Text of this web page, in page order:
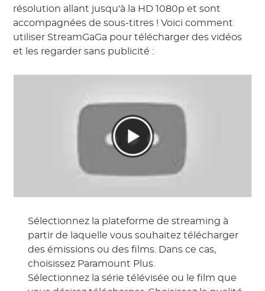
résolution allant jusqu'à la HD 1080p et sont
accompagnées de sous-titres ! Voici comment
utiliser StreamGaGa pour télécharger des vidéos
et les regarder sans publicité :
Sélectionnez la plateforme de streaming à
partir de laquelle vous souhaitez télécharger
des émissions ou des films. Dans ce cas,
choisissez Paramount Plus.
Sélectionnez la série télévisée ou le film que